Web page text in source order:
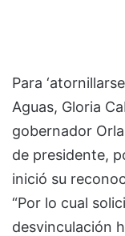
Para
Aguas, Gloria
gobernador
de presidente,
inició su
“Por lo cual
desvinculación